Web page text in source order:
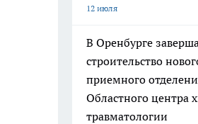
12 июля
В Оренбурге
строительство
приемного
Областного центра
травматологии